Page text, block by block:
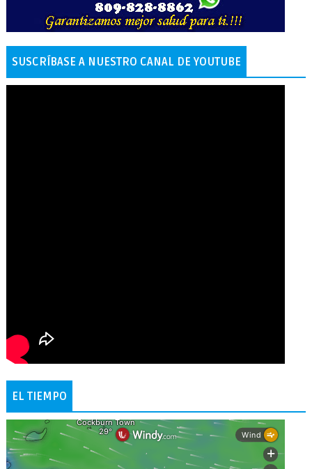
SUSCRÍBASE A NUESTRO CANAL DE YOUTUBE
EL TIEMPO